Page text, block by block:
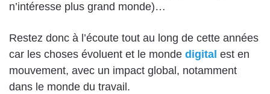
n’intéresse plus grand monde)…
Restez donc à l’écoute tout au long de cette années
car les choses évoluent et le monde digital est en
mouvement, avec un impact global, notamment
dans le monde du travail.